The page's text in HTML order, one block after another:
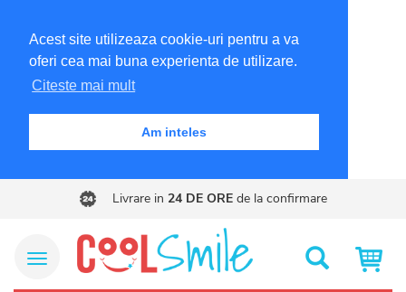
Acest site utilizeaza cookie-uri pentru a va
oferi cea mai buna experienta de utilizare.
Citeste mai mult
Am inteles
Livrare in 24 DE OREde la confirmare
Meniu Site Cautare